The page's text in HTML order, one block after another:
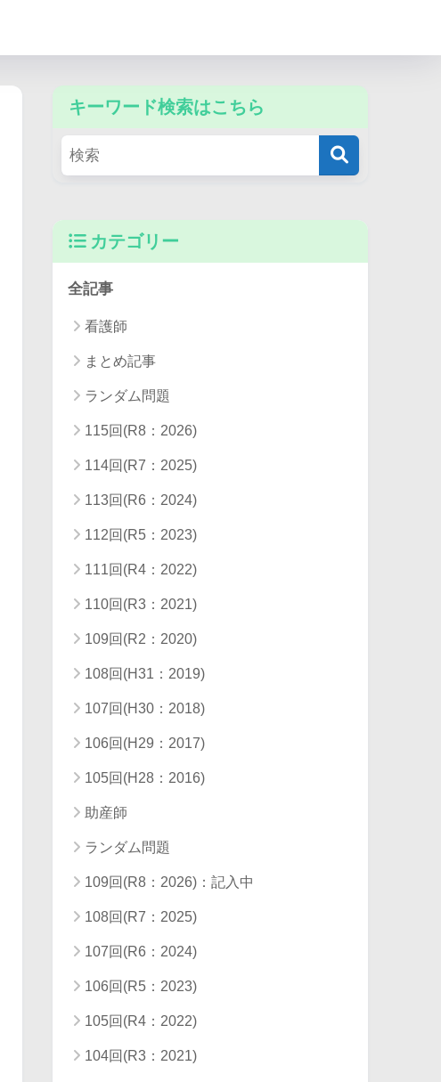
キーワード検索はこちら
カテゴリー
全記事
看護師
まとめ記事
ランダム問題
115回(R8：2026)
114回(R7：2025)
113回(R6：2024)
112回(R5：2023)
111回(R4：2022)
110回(R3：2021)
109回(R2：2020)
108回(H31：2019)
107回(H30：2018)
106回(H29：2017)
105回(H28：2016)
助産師
ランダム問題
109回(R8：2026)：記入中
108回(R7：2025)
107回(R6：2024)
106回(R5：2023)
105回(R4：2022)
104回(R3：2021)